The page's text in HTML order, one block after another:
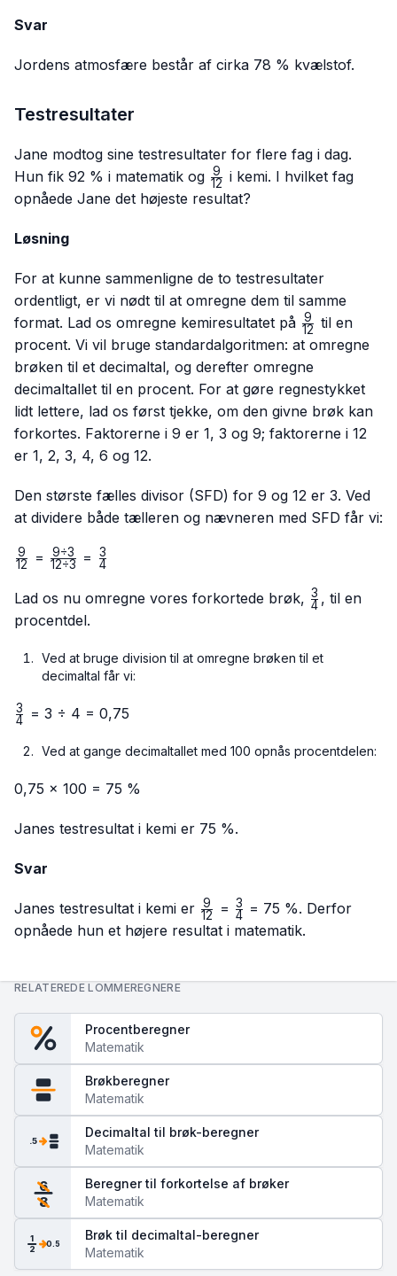
Svar
Jordens atmosfære består af cirka 78 % kvælstof.
Testresultater
Jane modtog sine testresultater for flere fag i dag.
Hun fik 92 % i matematik og \frac{9}
{12}
12
9
i kemi. I hvilket fag
opnåede Jane det højeste resultat?
Løsning
For at kunne sammenligne de to testresultater
ordentligt, er vi nødt til at omregne dem til samme
format. Lad os omregne kemiresultatet på \frac{9}
{12}
12
9
til en
procent. Vi vil bruge standardalgoritmen: at omregne
brøken til et decimaltal, og derefter omregne
decimaltallet til en procent. For at gøre regnestykket
lidt lettere, lad os først tjekke, om den givne brøk kan
forkortes. Faktorerne i 9 er 1, 3 og 9; faktorerne i 12
er 1, 2, 3, 4, 6 og 12.
Den største fælles divisor (SFD) for 9 og 12 er 3. Ved
at dividere både tælleren og nævneren med SFD får vi:
\frac{9}
12
9 = \frac{9
{12 ÷
3}
12÷3
9÷3 = \frac{3}
4
3
Lad os nu omregne vores forkortede brøk, \frac{3}
4
3 , til en
procentdel.
Ved at bruge division til at omregne brøken til et
decimaltal får vi:
\frac{3}
4
3 = 3 ÷ 4 = 0,75
Ved at gange decimaltallet med 100 opnås procentdelen:
0,75 × 100 = 75 %
Janes testresultat i kemi er 75 %.
Svar
Janes testresultat i kemi er \frac{9}
{12}
12
9 = \frac{3}
{4}
4
3
= 75 %. Derfor
opnåede hun et højere resultat i matematik.
RELATEREDE LOMMEREGNERE
Procentberegner
Matematik
Brøkberegner
Matematik
.5
Decimaltal til brøk-beregner
Matematik
6
8
Beregner til forkortelse af brøker
Matematik
1
2 0.5
Brøk til decimaltal-beregner
Matematik